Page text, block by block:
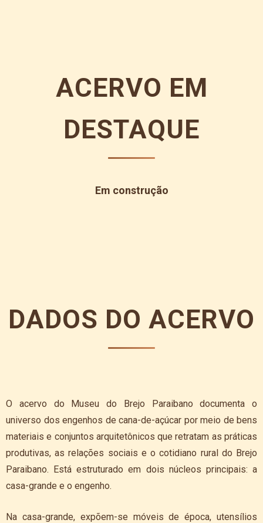
ACERVO EM
DESTAQUE
Em construção
DADOS DO ACERVO
O acervo do Museu do Brejo Paraibano documenta o
universo dos engenhos de cana-de-açúcar por meio de bens
materiais e conjuntos arquitetônicos que retratam as práticas
produtivas, as relações sociais e o cotidiano rural do Brejo
Paraibano. Está estruturado em dois núcleos principais: a
casa-grande e o engenho.
Na casa-grande, expõem-se móveis de época, utensílios